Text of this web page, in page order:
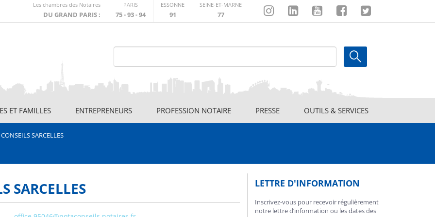
Les chambres des Notaires
DU GRAND PARIS :
externe
PARIS
75 - 93 - 94
ESSONNE
91
SEINE-ET-MARNE
77
InstagramLinkedinYoutubeFacebookTwitter
ET FAMILLES ENTREPRENEURS PROFESSION NOTAIRE PRESSE OUTILS & SERVICES
SARCELLES
SARCELLES LETTRE D'INFORMATION
Inscrivez-vous pour recevoir régulièrement
notre lettre d’information ou les dates des